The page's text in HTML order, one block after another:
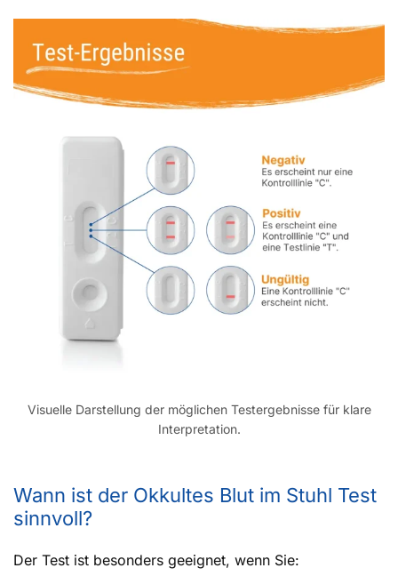
Visuelle Darstellung der möglichen Testergebnisse für klare
Interpretation.
Wann ist der Okkultes Blut im Stuhl Test
sinnvoll?
Der Test ist besonders geeignet, wenn Sie: